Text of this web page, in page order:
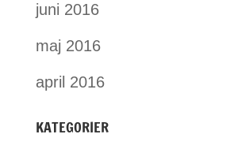
juni 2016
maj 2016
april 2016
KATEGORIER